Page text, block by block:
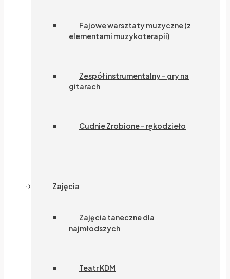
Fajowe warsztaty muzyczne (z
elementami muzykoterapii)
Zespół instrumentalny – gry na
gitarach
Cudnie Zrobione – rękodzieło
Zajęcia
Zajęcia taneczne dla
najmłodszych
Teatr KDM